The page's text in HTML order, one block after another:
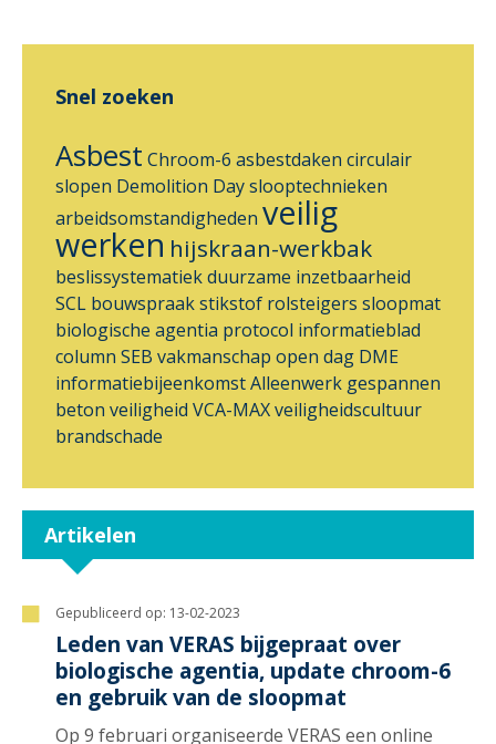
Snel zoeken
Asbest Chroom-6 asbestdaken circulair
slopen Demolition Dayslooptechnieken
arbeidsomstandigheden veilig
werken hijskraan-werkbak
beslissystematiekduurzame inzetbaarheid
SCL bouwspraakstikstof rolsteigers sloopmat
biologische agentia protocol informatieblad
column SEB vakmanschap open dag DME
informatiebijeenkomstAlleenwerk gespannen
beton veiligheid VCA-MAXveiligheidscultuur
brandschade
Artikelen
Gepubliceerd op: 13-02-2023
Leden van VERAS bijgepraat over
biologische agentia, update chroom-6
en gebruik van de sloopmat
Op 9 februari organiseerde VERAS een online